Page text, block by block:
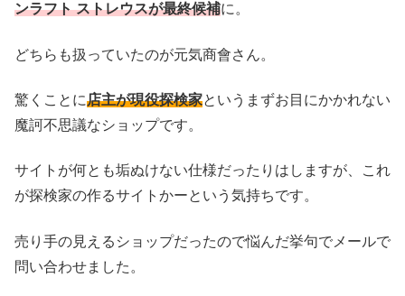
ンラフト ストレウスが最終候補に。
どちらも扱っていたのが元気商會さん。
驚くことに店主が現役探検家というまずお目にかかれない
魔訶不思議なショップです。
サイトが何とも垢ぬけない仕様だったりはしますが、これ
が探検家の作るサイトかーという気持ちです。
売り手の見えるショップだったので悩んだ挙句でメールで
問い合わせました。